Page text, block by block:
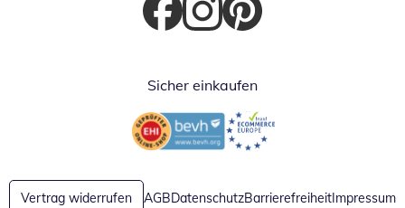
Öffnet in neuem Fenster
Öffnet in neuem Fenster
Öffnet in neuem Fenster
Sicher einkaufen
Öffnet in neuem FensterÖffnet in neuem Fenster
Vertrag widerrufen AGBDatenschutzBarrierefreiheitImpressum